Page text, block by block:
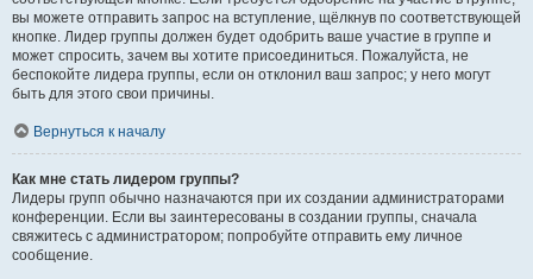
вы можете отправить запрос на вступление, щёлкнув по соответствующей
кнопке. Лидер группы должен будет одобрить ваше участие в группе и
может спросить, зачем вы хотите присоединиться. Пожалуйста, не
беспокойте лидера группы, если он отклонил ваш запрос; у него могут
быть для этого свои причины.
Вернуться к началу
Как мне стать лидером группы?
Лидеры групп обычно назначаются при их создании администраторами
конференции. Если вы заинтересованы в создании группы, сначала
свяжитесь с администратором; попробуйте отправить ему личное
сообщение.